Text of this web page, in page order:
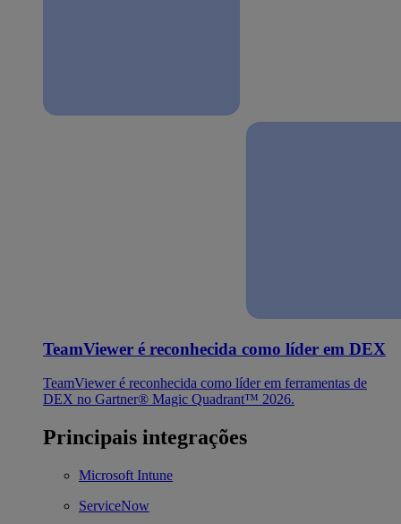
TeamViewer é reconhecida como líder em DEX
TeamViewer é reconhecida como líder em ferramentas de
DEX no Gartner® Magic Quadrant™ 2026.
Principais integrações
Microsoft Intune
ServiceNow